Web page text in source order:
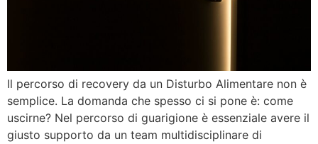
Il percorso di recovery da un Disturbo Alimentare non è
semplice. La domanda che spesso ci si pone è: come
uscirne? Nel percorso di guarigione è essenziale avere il
giusto supporto da un team multidisciplinare di